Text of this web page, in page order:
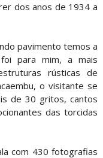
dos anos de 1934 a
pavimento temos a
para mim, a mais
rústicas de
o visitante se
de 30 gritos, cantos
das torcidas
com 430 fotografias